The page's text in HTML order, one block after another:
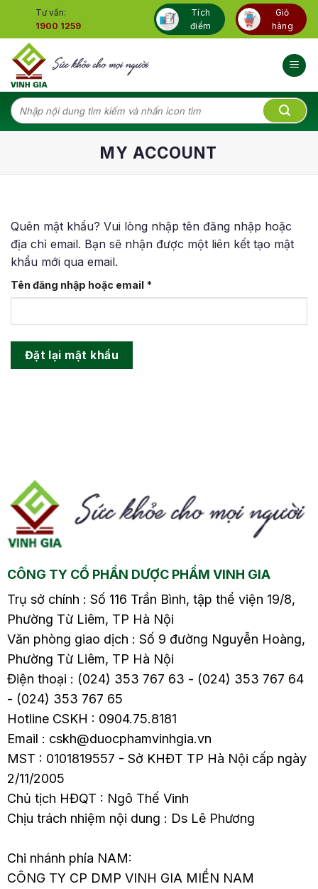
content
Tư vấn:
1900 1259
Tích
điểm
Giỏ
hàng
Tìm
kiếm:
MY ACCOUNT
Quên mật khẩu? Vui lòng nhập tên đăng nhập hoặc
địa chỉ email. Bạn sẽ nhận được một liên kết tạo mật
khẩu mới qua email.
Tên đăng nhập hoặc email *
buộc
Đặt lại mật khẩu
CÔNG TY CỔ PHẦN DƯỢC PHẨM VINH GIA
Trụ sở chính : Số 116 Trần Bình, tập thể viện 19/8,
Phường Từ Liêm, TP Hà Nội
Văn phòng giao dịch : Số 9 đường Nguyễn Hoàng,
Phường Từ Liêm, TP Hà Nội
Điện thoại : (024) 353 767 63 - (024) 353 767 64
- (024) 353 767 65
Hotline CSKH : 0904.75.8181
Email : cskh@duocphamvinhgia.vn
MST : 0101819557 - Sở KHĐT TP Hà Nội cấp ngày
2/11/2005
Chủ tịch HĐQT : Ngô Thế Vinh
Chịu trách nhiệm nội dung : Ds Lê Phương
Chi nhánh phía NAM:
CÔNG TY CP DMP VINH GIA MIỀN NAM